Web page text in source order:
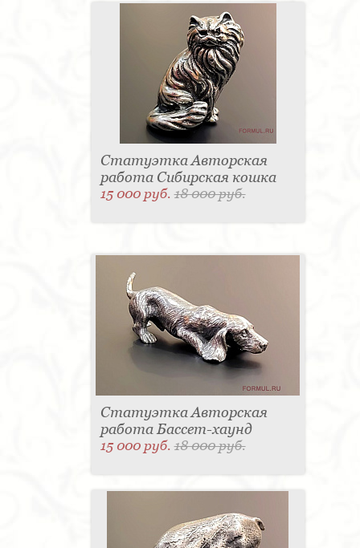
Статуэтка Авторская
работа Сибирская кошка
15 000 руб.18 000 руб.
Статуэтка Авторская
работа Бассет-хаунд
15 000 руб.18 000 руб.